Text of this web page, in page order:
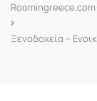
Roomingreece.com
Ξενοδοχεία –